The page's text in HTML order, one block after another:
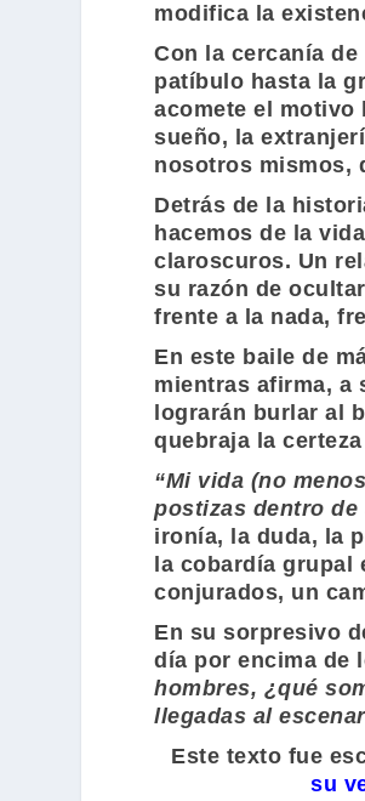
modifica la
Con la cercanía
patíbulo hasta la
acomete el motivo
sueño, la
nosotros mismos,
Detrás de la
hacemos de la
claroscuros. Un
su razón de
frente a la nada,
En este baile de
mientras afirma, a
lograrán burlar al
quebraja la
“Mi vida (no
postizas dentro de
ironía, la duda, la
la cobardía
conjurados, un
En su sorpresivo
día por encima de
hombres, ¿qué
llegadas al
Este texto fue
su